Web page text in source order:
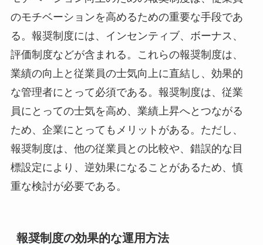
のモチベーションを高めるための重要な手段であ
る。報奨制度には、インセンティブ、ボーナス、
評価制度などが含まれる。これらの報奨制度は、
業績の向上と従業員の士気向上に直結し、効果的
な管理者にとって必須である。報奨制度は、従業
員にとっての士気を高め、業績上昇へとつながる
ため、企業にとってもメリットがある。ただし、
報奨制度は、他の従業員との比較や、錯誤的な目
標設定により、逆効果になることがあるため、慎
重な検討が必要である。
報奨制度の効果的な運用方法